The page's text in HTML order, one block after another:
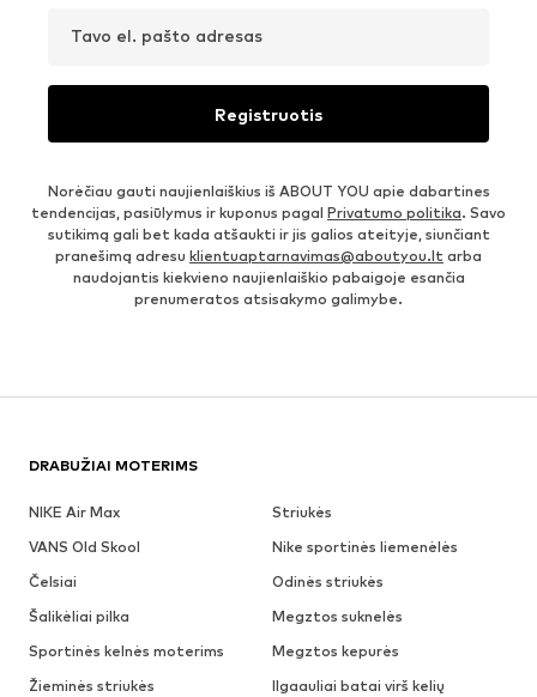
Tavo el. pašto adresas
Registruotis
Norėčiau gauti naujienlaiškius iš ABOUT YOU apie dabartines
tendencijas, pasiūlymus ir kuponus pagal Privatumo politika. Savo
sutikimą gali bet kada atšaukti ir jis galios ateityje, siunčiant
pranešimą adresu klientuaptarnavimas@aboutyou.lt arba
naudojantis kiekvieno naujienlaiškio pabaigoje esančia
prenumeratos atsisakymo galimybe.
DRABUŽIAI MOTERIMS
NIKE Air Max
Striukės
VANS Old Skool
Nike sportinės liemenėlės
Čelsiai
Odinės striukės
Šalikėliai pilka
Megztos suknelės
Sportinės kelnės moterims
Megztos kepurės
Žieminės striukės
Ilgaauliai batai virš kelių